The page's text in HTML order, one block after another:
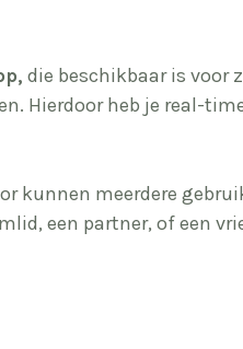
die beschikbaar is voor
Hierdoor heb je real-
kunnen meerdere
een partner, of een